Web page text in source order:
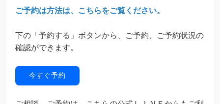
ご予約は方法は、こちらをご覧ください。
下の「予約する」ボタンから、ご予約、ご予約状況の
確認ができます。
今すぐ予約